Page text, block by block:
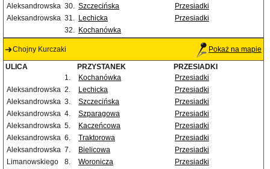
Aleksandrowska 30. Szczecińska
Przesiadki
Aleksandrowska 31. Lechicka
Przesiadki
32. Kochanówka
Chojny Kurczaki Pokaż na mapie
ULICA PRZYSTANEK
PRZESIADKI
1.
Kochanówka
Przesiadki
Aleksandrowska 2. Lechicka
Przesiadki
Aleksandrowska 3. Szczecińska
Przesiadki
Aleksandrowska 4. Szparagowa
Przesiadki
Aleksandrowska 5. Kaczeńcowa
Przesiadki
Aleksandrowska 6. Traktorowa
Przesiadki
Aleksandrowska 7. Bielicowa
Przesiadki
Limanowskiego
8. Woronicza
Przesiadki